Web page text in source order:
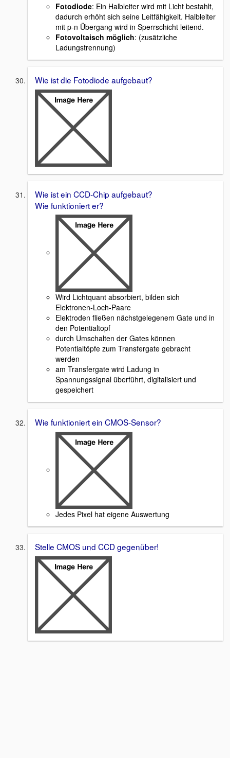
Fotodiode: Ein Halbleiter wird mit Licht bestahlt,
dadurch erhöht sich seine Leitfähigkeit. Halbleiter
mit p-n Übergang wird in Sperrschicht leitend.
Fotovoltaisch möglich: (zusätzliche
Ladungstrennung)
Wie ist die Fotodiode aufgebaut?
Wie ist ein CCD-Chip aufgebaut?
Wie funktioniert er?
Wird Lichtquant absorbiert, bilden sich
Elektronen-Loch-Paare
Elektroden fließen nächstgelegenem Gate und in
den Potentialtopf
durch Umschalten der Gates können
Potentialtöpfe zum Transfergate gebracht
werden
am Transfergate wird Ladung in
Spannungssignal überführt, digitalisiert und
gespeichert
Wie funktioniert ein CMOS-Sensor?
Jedes Pixel hat eigene Auswertung
Stelle CMOS und CCD gegenüber!